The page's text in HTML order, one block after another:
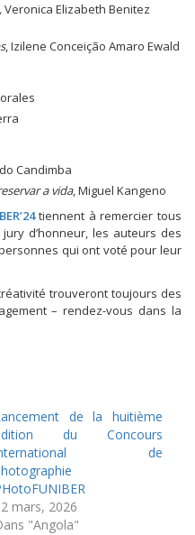
Veronica Elizabeth Benitez
, Izilene Conceição Amaro Ewald
Candimba
a vida, Miguel Kangeno
tiennent à remercier tous
d’honneur, les auteurs des
qui ont voté pour leur
trouveront toujours des
– rendez-vous dans la
de la huitième
du Concours
de
mars, 2026
"Angola"